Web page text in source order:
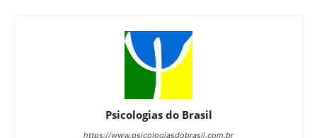
Psicologias do Brasil
https://www.psicologiasdobrasil.com.br